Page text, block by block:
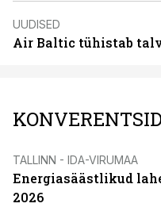
UUDISED
Air Baltic tühistab
TALLINN - IDA-VIRUMAA
Energiasäästlikud
2026